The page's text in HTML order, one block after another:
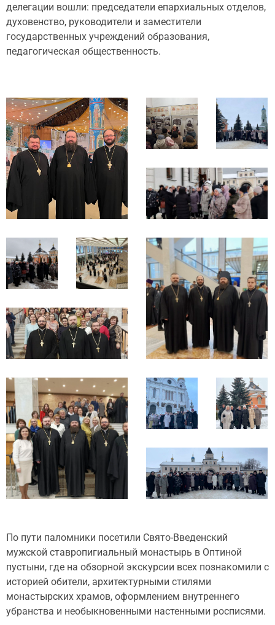
делегации вошли: председатели епархиальных отделов,
духовенство, руководители и заместители
государственных учреждений образования,
педагогическая общественность.
По пути паломники посетили Свято-Введенский
мужской ставропигиальный монастырь в Оптиной
пустыни, где на обзорной экскурсии всех познакомили с
историей обители, архитектурными стилями
монастырских храмов, оформлением внутреннего
убранства и необыкновенными настенными росписями.